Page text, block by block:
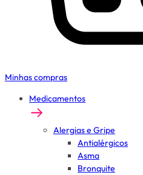
Minhas compras
Medicamentos
Alergias e Gripe
Antialérgicos
Asma
Bronquite